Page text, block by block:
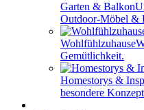
Garten & Balkon
Outdoor-Möbel &
Wohlfühlzuhause
Gemütlichkeit.
Homestorys &
besondere